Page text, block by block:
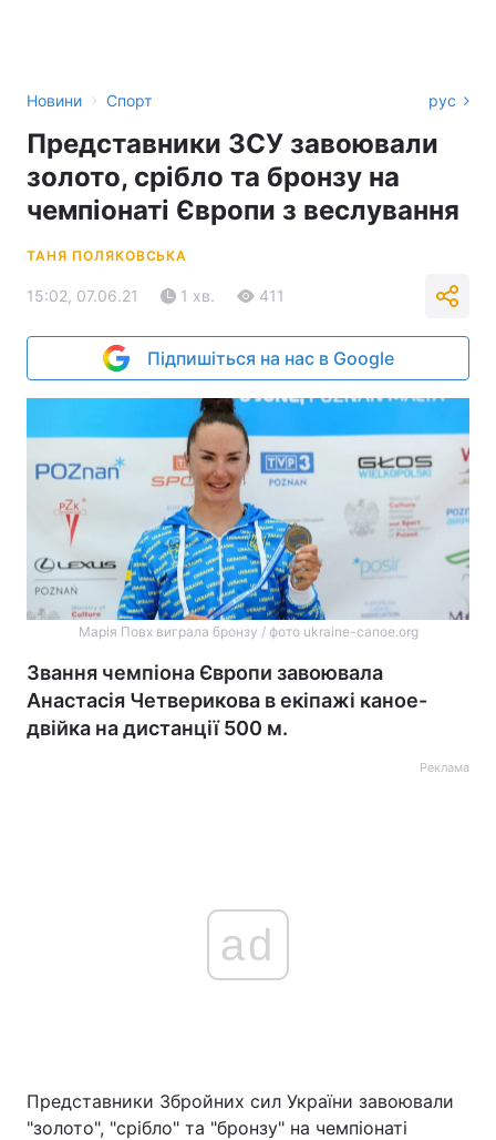
Новини › Спорт рус
Представники ЗСУ завоювали
золото, срібло та бронзу на
чемпіонаті Європи з веслування
ТАНЯ ПОЛЯКОВСЬКА
15:02, 07.06.21 1 хв. 411
Підпишіться на нас в Google
Марія Повх виграла бронзу / фото ukraine-canoe.org
Звання чемпіона Європи завоювала
Анастасія Четверикова в екіпажі каное-
двійка на дистанції 500 м.
Реклама
ad
Представники Збройних сил України завоювали
"золото", "срібло" та "бронзу" на чемпіонаті